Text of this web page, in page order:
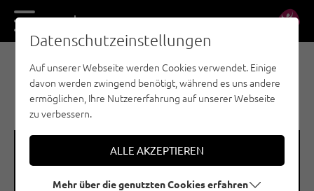
DE EN
KLETTERHALLEN - KUFSTEINERLAND
KLETTERSKULPTUR
🅩
Kletterfläche gesamt
🐡
Kletterkurse
Datenschutzeinstellungen
Auf unserer Webseite werden Cookies verwendet. Einige
davon werden zwingend benötigt, während es uns andere
ermöglichen, Ihre Nutzererfahrung auf unserer Webseite
zu verbessern.
ALLE AKZEPTIEREN
Mehr über die genutzten Cookies erfahren